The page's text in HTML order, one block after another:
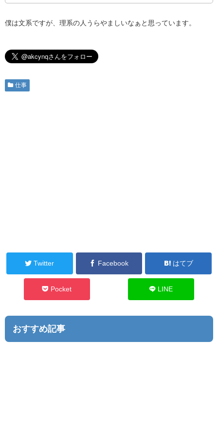
僕は文系ですが、理系の人うらやましいなぁと思っています。
仕事
Twitter Facebook はてブ
Pocket LINE
おすすめ記事